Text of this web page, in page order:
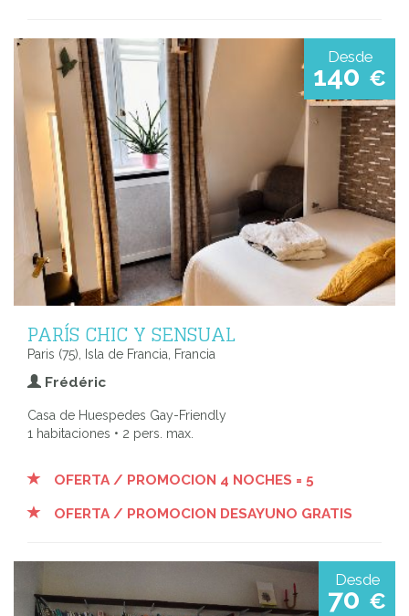
Desde
140 €
PARÍS CHIC Y SENSUAL
Paris (75), Isla de Francia, Francia
Frédéric
Casa de Huespedes Gay-Friendly
1 habitaciones • 2 pers. max.
OFERTA / PROMOCION 4 NOCHES = 5
OFERTA / PROMOCION DESAYUNO GRATIS
Desde
70 €